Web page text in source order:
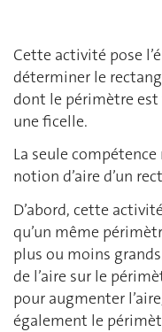
Cette activité pose
déterminer le
dont le périmètre
une ficelle.
La seule
notion d’aire d’un
D’abord, cette
qu’un même
plus ou moins
de l’aire sur le
pour augmenter
également le